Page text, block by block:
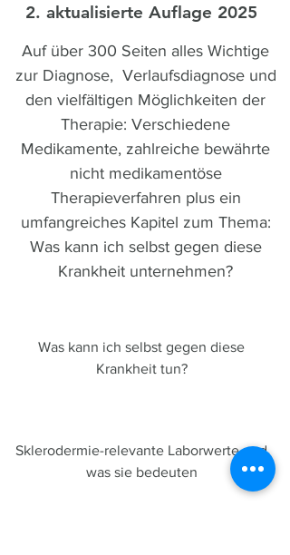
2. aktualisierte Auflage 2025
Auf über 300 Seiten alles Wichtige
zur Diagnose, Verlaufsdiagnose und
den vielfältigen Möglichkeiten der
Therapie: Verschiedene
Medikamente, zahlreiche bewährte
nicht medikamentöse
Therapieverfahren plus ein
umfangreiches Kapitel zum Thema:
Was kann ich selbst gegen diese
Krankheit unternehmen?
Was kann ich selbst gegen diese
Krankheit tun?
Sklerodermie-relevante Laborwerte und
was sie bedeuten